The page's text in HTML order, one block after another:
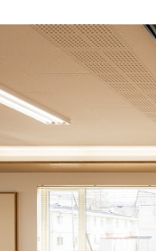
鶴の園クリ
2018年3月7日 900